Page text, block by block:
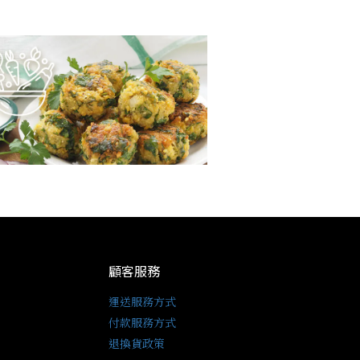
顧客服務
運送服務方式
付款服務方式
退換貨政策